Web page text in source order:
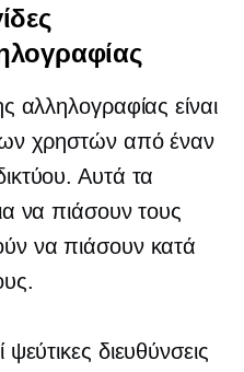
αλληλογραφίας είναι
χρηστών από έναν
Αυτά τα
να πιάσουν τους
να πιάσουν κατά
διευθύνσεις